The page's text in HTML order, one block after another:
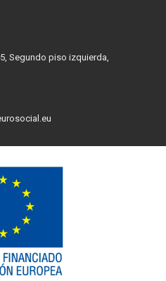
Segundo piso izquierda,